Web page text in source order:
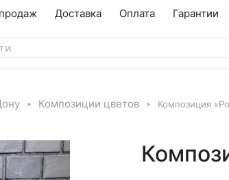
Доставка Оплата Гарантии
Композиции цветов Композиция